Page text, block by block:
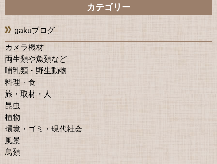
カテゴリー
gakuブログ
カメラ機材
両生類や魚類など
哺乳類・野生動物
料理・食
旅・取材・人
昆虫
植物
環境・ゴミ・現代社会
風景
鳥類